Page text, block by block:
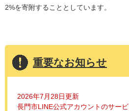
2%を寄附することとしています。
重要なお知らせ
2026年7月28日更新
長門市LINE公式アカウントのサー